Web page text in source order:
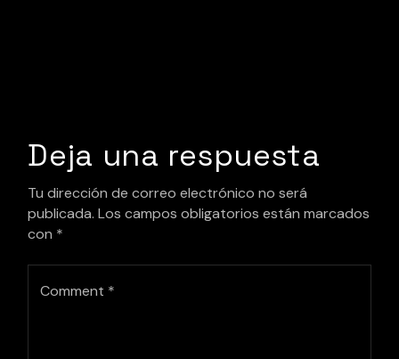
Deja una respuesta
Tu dirección de correo electrónico no será
publicada. Los campos obligatorios están marcados
con *